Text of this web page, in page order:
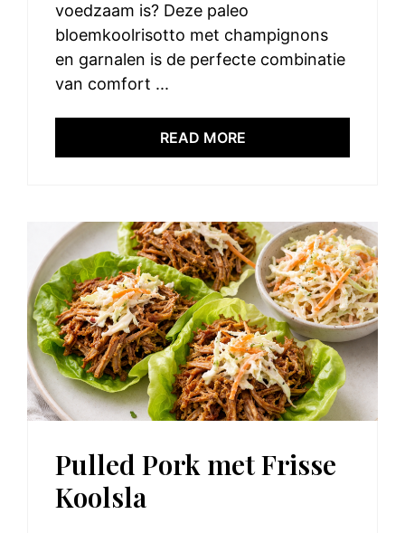
voedzaam is? Deze paleo
bloemkoolrisotto met champignons
en garnalen is de perfecte combinatie
van comfort ...
READ MORE
Pulled Pork met Frisse
Koolsla